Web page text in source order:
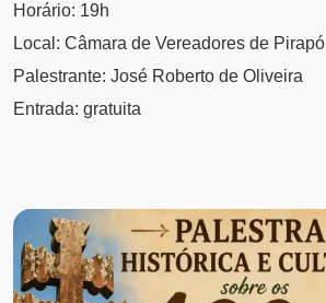
Horário: 19h
Local: Câmara de Vereadores de Pirapó
Palestrante: José Roberto de Oliveira
Entrada: gratuita